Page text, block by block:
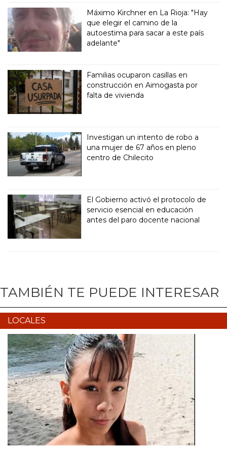
Máximo Kirchner en La Rioja: "Hay
que elegir el camino de la
autoestima para sacar a este país
adelante"
Familias ocuparon casillas en
construcción en Aimogasta por
falta de vivienda
Investigan un intento de robo a
una mujer de 67 años en pleno
centro de Chilecito
El Gobierno activó el protocolo de
servicio esencial en educación
antes del paro docente nacional
TAMBIÉN TE PUEDE INTERESAR
LOCALES